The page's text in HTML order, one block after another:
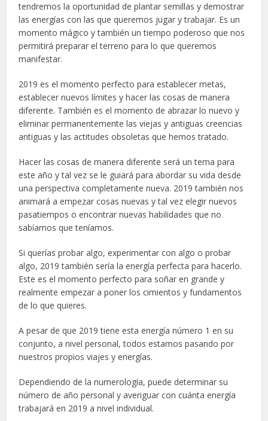
tendremos la oportunidad de plantar semillas y demostrar
las energías con las que queremos jugar y trabajar. Es un
momento mágico y también un tiempo poderoso que nos
permitirá preparar el terreno para lo que queremos
manifestar.
2019 es el momento perfecto para establecer metas,
establecer nuevos límites y hacer las cosas de manera
diferente. También es el momento de abrazar lo nuevo y
eliminar permanentemente las viejas y antiguas creencias
antiguas y las actitudes obsoletas que hemos tratado.
Hacer las cosas de manera diferente será un tema para
este año y tal vez se le guiará para abordar su vida desde
una perspectiva completamente nueva. 2019 también nos
animará a empezar cosas nuevas y tal vez elegir nuevos
pasatiempos o encontrar nuevas habilidades que no
sabíamos que teníamos.
Si querías probar algo, experimentar con algo o probar
algo, 2019 también sería la energía perfecta para hacerlo.
Este es el momento perfecto para soñar en grande y
realmente empezar a poner los cimientos y fundamentos
de lo que quieres.
A pesar de que 2019 tiene esta energía número 1 en su
conjunto, a nivel personal, todos estamos pasando por
nuestros propios viajes y energías.
Dependiendo de la numerología, puede determinar su
número de año personal y averiguar con cuánta energía
trabajará en 2019 a nivel individual.